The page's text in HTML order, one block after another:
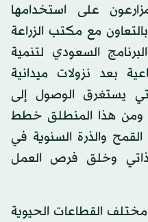
على استخدامها
مع مكتب الزراعة
السعودي لتنمية
بعد نزولات ميدانية
يستغرق الوصول إلى
من 10 ساعات، ومن هذا المنطلق خطط
والذرة السنوية في
وخلق فرص العمل
مختلف القطاعات الحيوية